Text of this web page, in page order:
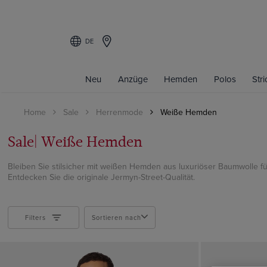
DE
Neu Anzüge Hemden Polos
Home Sale Herrenmode Weiße Hemden
Sale| Weiße Hemden
Bleiben Sie stilsicher mit weißen Hemden aus luxuriöser Baumwolle
Entdecken Sie die originale Jermyn-Street-Qualität.
Businesshemden
Curtis Hemden
Bügelfreie Hemden
Oxford-Hemden
PASSFORM
Filters Sortieren nach